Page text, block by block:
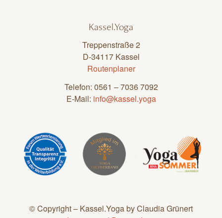
Kassel.Yoga
Treppenstraße 2
D-34117 Kassel
Routenplaner
Telefon: 0561 – 7036 7092
E-Mail: info@kassel.yoga
© Copyright – Kassel.Yoga by Claudia Grünert